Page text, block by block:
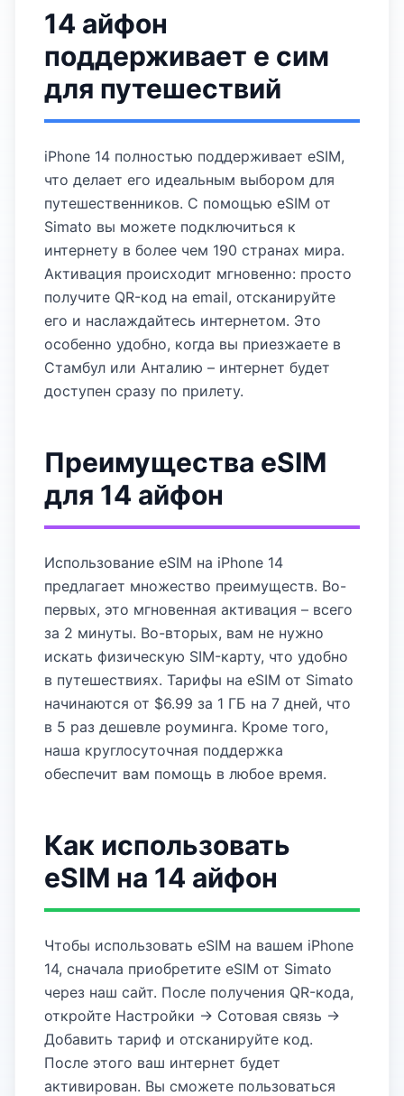
14 айфон
поддерживает е сим
для путешествий
iPhone 14 полностью поддерживает eSIM,
что делает его идеальным выбором для
путешественников. С помощью eSIM от
Simato вы можете подключиться к
интернету в более чем 190 странах мира.
Активация происходит мгновенно: просто
получите QR-код на email, отсканируйте
его и наслаждайтесь интернетом. Это
особенно удобно, когда вы приезжаете в
Стамбул или Анталию – интернет будет
доступен сразу по прилету.
Преимущества eSIM
для 14 айфон
Использование eSIM на iPhone 14
предлагает множество преимуществ. Во-
первых, это мгновенная активация – всего
за 2 минуты. Во-вторых, вам не нужно
искать физическую SIM-карту, что удобно
в путешествиях. Тарифы на eSIM от Simato
начинаются от $6.99 за 1 ГБ на 7 дней, что
в 5 раз дешевле роуминга. Кроме того,
наша круглосуточная поддержка
обеспечит вам помощь в любое время.
Как использовать
eSIM на 14 айфон
Чтобы использовать eSIM на вашем iPhone
14, сначала приобретите eSIM от Simato
через наш сайт. После получения QR-кода,
откройте Настройки → Сотовая связь →
Добавить тариф и отсканируйте код.
После этого ваш интернет будет
активирован. Вы сможете пользоваться